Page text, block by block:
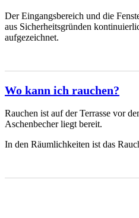
Der Eingangsbereich und die
aus Sicherheitsgründen
aufgezeichnet.
Wo kann ich rauchen?
Rauchen ist auf der Terrasse vor
Aschenbecher liegt bereit.
In den Räumlichkeiten ist das